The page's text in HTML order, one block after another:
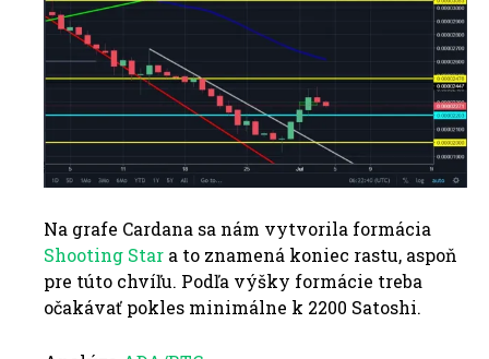
Na grafe Cardana sa nám vytvorila formácia
Shooting Star a to znamená koniec rastu, aspoň
pre túto chvíľu. Podľa výšky formácie treba
očakávať pokles minimálne k 2200 Satoshi.